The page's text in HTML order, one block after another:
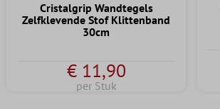
Cristalgrip Wandtegels
Zelfklevende Stof Klittenband
30cm
€ 11,90
per Stuk